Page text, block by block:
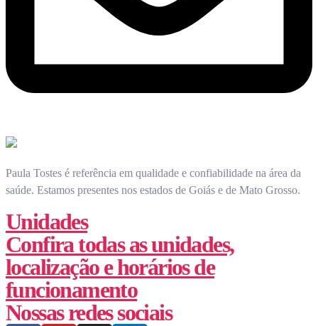
Paula Tostes é referência em qualidade e confiabilidade na área da
saúde. Estamos presentes nos estados de Goiás e de Mato Grosso.
Unidades
Confira todas as unidades,
localização e horários de
funcionamento
Nossas redes sociais